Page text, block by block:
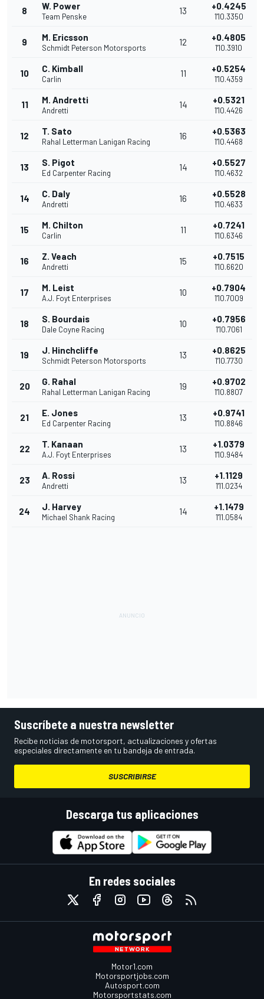
8 W. Power
Team Penske
13 +0.4245
1'10.3350
9 M. Ericsson
Schmidt Peterson Motorsports
12 +0.4805
1'10.3910
10 C. Kimball
Carlin
11 +0.5254
1'10.4359
11 M. Andretti
Andretti
14 +0.5321
1'10.4426
12 T. Sato
Rahal Letterman Lanigan Racing
16 +0.5363
1'10.4468
13 S. Pigot
Ed Carpenter Racing
14 +0.5527
1'10.4632
14 C. Daly
Andretti
16 +0.5528
1'10.4633
15 M. Chilton
Carlin
11 +0.7241
1'10.6346
16 Z. Veach
Andretti
15 +0.7515
1'10.6620
17 M. Leist
A.J. Foyt Enterprises
10 +0.7904
1'10.7009
18 S. Bourdais
Dale Coyne Racing
10 +0.7956
1'10.7061
19 J. Hinchcliffe
Schmidt Peterson Motorsports
13 +0.8625
1'10.7730
20 G. Rahal
Rahal Letterman Lanigan Racing
19 +0.9702
1'10.8807
21 E. Jones
Ed Carpenter Racing
13 +0.9741
1'10.8846
22 T. Kanaan
A.J. Foyt Enterprises
13 +1.0379
1'10.9484
23 A. Rossi
Andretti
13 +1.1129
1'11.0234
24 J. Harvey
Michael Shank Racing
14 +1.1479
1'11.0584
Suscríbete a nuestra newsletter
Recibe noticias de motorsport, actualizaciones y ofertas
especiales directamente en tu bandeja de entrada.
SUSCRIBIRSE
Descarga tus aplicaciones
En redes sociales
Motor1.com
Motorsportjobs.com
Autosport.com
Motorsportstats.com